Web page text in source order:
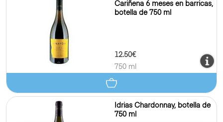
Cariñena 6 meses en barricas,
botella de 750 ml
12.50€
750 ml
Idrias Chardonnay, botella de
750 ml